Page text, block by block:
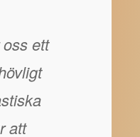
ett
att